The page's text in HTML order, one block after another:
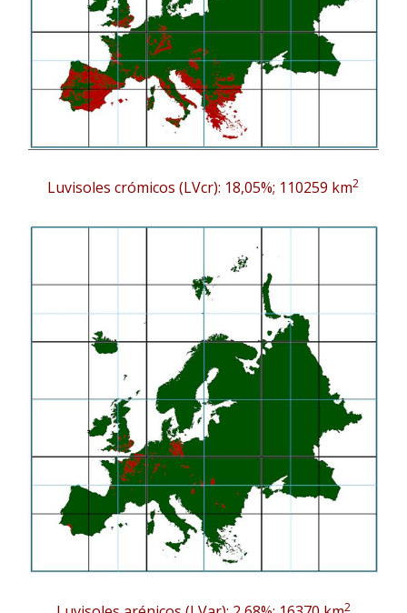
Luvisoles crómicos (LVcr): 18,05%; 110259 km2
2